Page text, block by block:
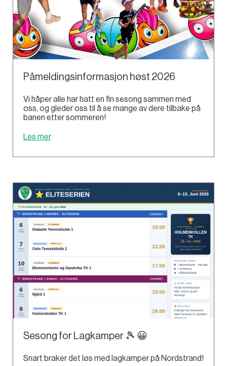
Påmeldingsinformasjon høst 2026
Vi håper alle har hatt en fin sesong sammen med
oss, og gleder oss til å se mange av dere tilbake på
banen etter sommeren!
Les mer
Sesong for Lagkamper 🎾 😀
Snart braker det løs med lagkamper på Nordstrand!